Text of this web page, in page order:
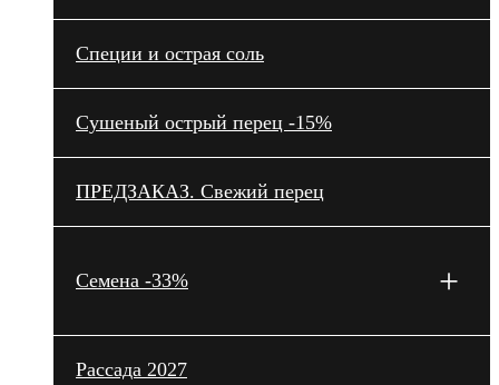
Специи и острая соль
Сушеный острый перец -15%
ПРЕДЗАКАЗ. Свежий перец
Семена -33% +
Рассада 2027